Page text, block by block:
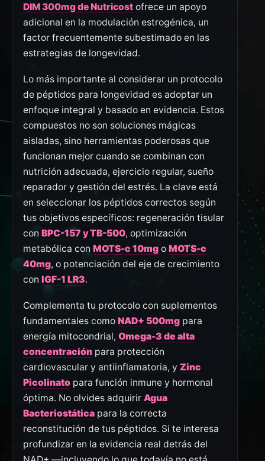
DIM 300mg de Nutricost ofrece un apoyo
adicional en la modulación estrogénica, un
factor frecuentemente subestimado en las
estrategias de longevidad.
Lo más importante al considerar un protocolo
de péptidos para longevidad es adoptar un
enfoque integral y basado en evidencia. Estos
compuestos no son soluciones mágicas
aisladas, sino herramientas poderosas que
funcionan mejor cuando se combinan con
nutrición adecuada, ejercicio regular, sueño
reparador y gestión del estrés. La clave está
en seleccionar los péptidos correctos según
tus objetivos específicos: regeneración tisular
con BPC-157 y TB-500, optimización
metabólica con MOTS-c 10mg o MOTS-c
40mg, o potenciación del eje de crecimiento
con IGF-1 LR3.
Complementa tu protocolo con suplementos
fundamentales como NAD+ 500mg para
energía mitocondrial, Omega-3 de alta
concentración para protección
cardiovascular y antiinflamatoria, y Zinc
Picolinato para función inmune y hormonal
óptima. No olvides adquirir Agua
Bacteriostática para la correcta
reconstitución de tus péptidos. Si te interesa
profundizar en la evidencia real detrás del